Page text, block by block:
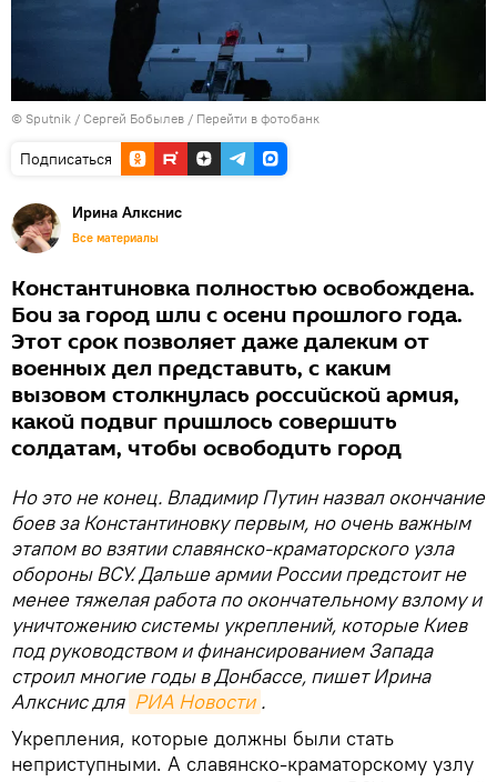
© Sputnik / Сергей Бобылев / Перейти в фотобанк
Подписаться
Ирина Алкснис
Все материалы
Константиновка полностью освобождена.
Бои за город шли с осени прошлого года.
Этот срок позволяет даже далеким от
военных дел представить, с каким
вызовом столкнулась российской армия,
какой подвиг пришлось совершить
солдатам, чтобы освободить город
Но это не конец. Владимир Путин назвал окончание
боев за Константиновку первым, но очень важным
этапом во взятии славянско-краматорского узла
обороны ВСУ. Дальше армии России предстоит не
менее тяжелая работа по окончательному взлому и
уничтожению системы укреплений, которые Киев
под руководством и финансированием Запада
строил многие годы в Донбассе, пишет Ирина
Алкснис для РИА Новости .
Укрепления, которые должны были стать
неприступными. А славянско-краматорскому узлу